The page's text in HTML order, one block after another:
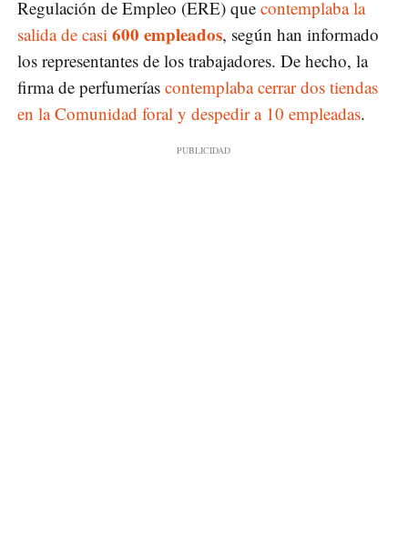
Regulación de Empleo (ERE) que contemplaba la
salida de casi 600 empleados, según han informado
los representantes de los trabajadores. De hecho, la
firma de perfumerías contemplaba cerrar dos tiendas
en la Comunidad foral y despedir a 10 empleadas.